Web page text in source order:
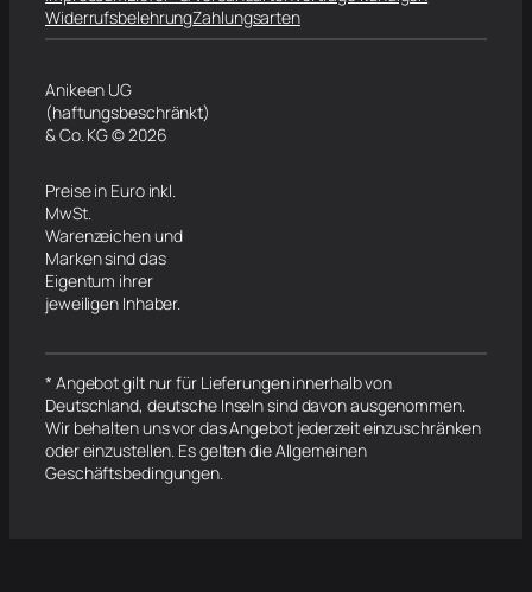
WiderrufsbelehrungZahlungsarten
Anikeen UG
(haftungsbeschränkt)
& Co. KG © 2026
Preise in Euro inkl.
MwSt.
Warenzeichen und
Marken sind das
Eigentum ihrer
jeweiligen Inhaber.
* Angebot gilt nur für Lieferungen innerhalb von
Deutschland, deutsche Inseln sind davon ausgenommen.
Wir behalten uns vor das Angebot jederzeit einzuschränken
oder einzustellen. Es gelten die Allgemeinen
Geschäftsbedingungen.